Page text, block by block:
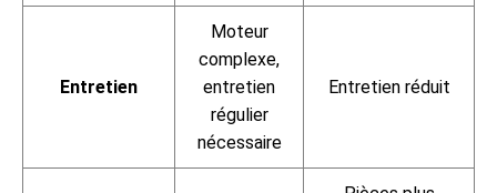
Entretien
Moteur
complexe,
entretien
régulier
nécessaire
Entretien réduit